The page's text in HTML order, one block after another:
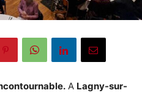
A Lagny-sur-